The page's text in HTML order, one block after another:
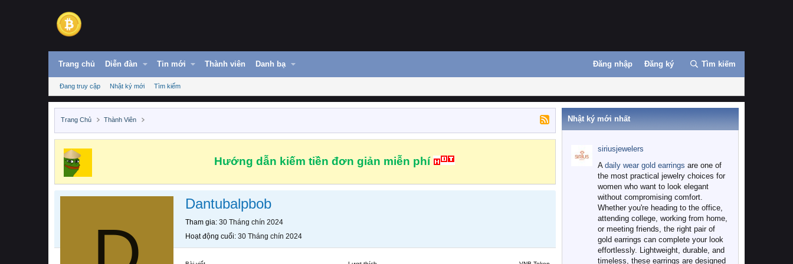
Trang chủ Diễn đàn Tin mới Thành viên Danh bạ Đăng nhập Đăng ký Tìm kiếm
Đang truy cập Nhật ký mới Tìm kiếm
Trang Chủ Thành Viên
Hướng dẫn kiếm tiền đơn giản miễn phí
Dantubalpbob
Tham gia 30 Tháng chín 2024
Hoạt động cuối 30 Tháng chín 2024
Nhật ký mới nhất
siriusjewelers
A daily wear gold earrings are one of
the most practical jewelry choices for
women who want to look elegant
without compromising comfort.
Whether you're heading to the office,
attending college, working from home,
or meeting friends, the right pair of
gold earrings can complete your look
effortlessly. Lightweight, durable, and
timeless, these earrings are designed